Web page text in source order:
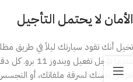
الأمان لا يحتمل التأجيل
تخيل أنك تقود سيارتك ليلاً في طريق
عندما تؤجل
تعرّض نفسك لسرقة ملفاتك، أو التجسس